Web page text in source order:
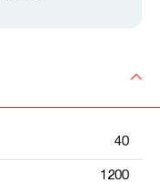
40
1200